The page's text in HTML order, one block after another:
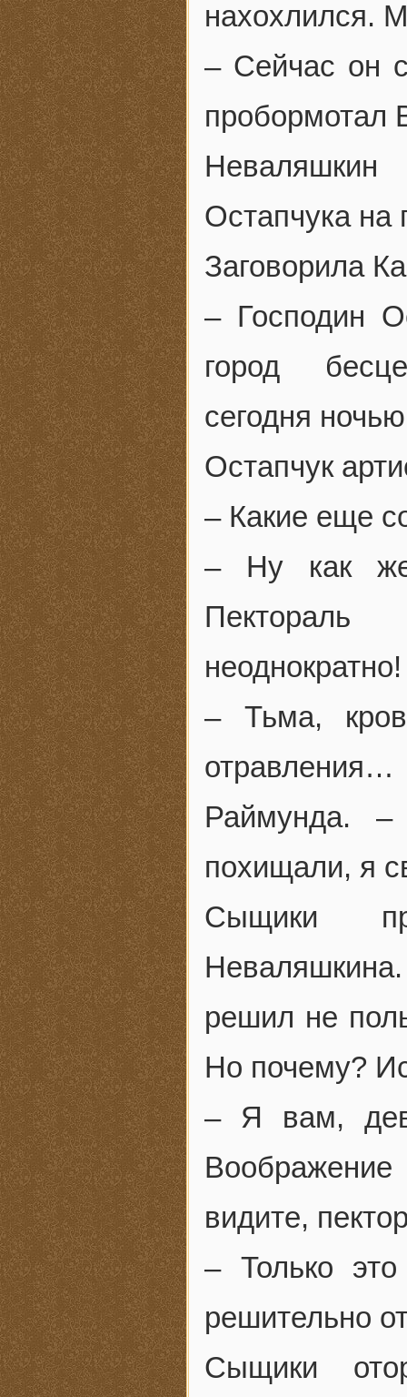
нахохлился.
– Сейчас он
пробормотал
Остапчука на
Заговорила
– Господин
город
сегодня
Остапчук
– Какие еще
– Ну как
Пектораль
неоднократно!
– Тьма,
Раймунда.
похищали, я
Сыщики
решил не
Но почему?
– Я вам,
видите,
– Только
решительно
Сыщики